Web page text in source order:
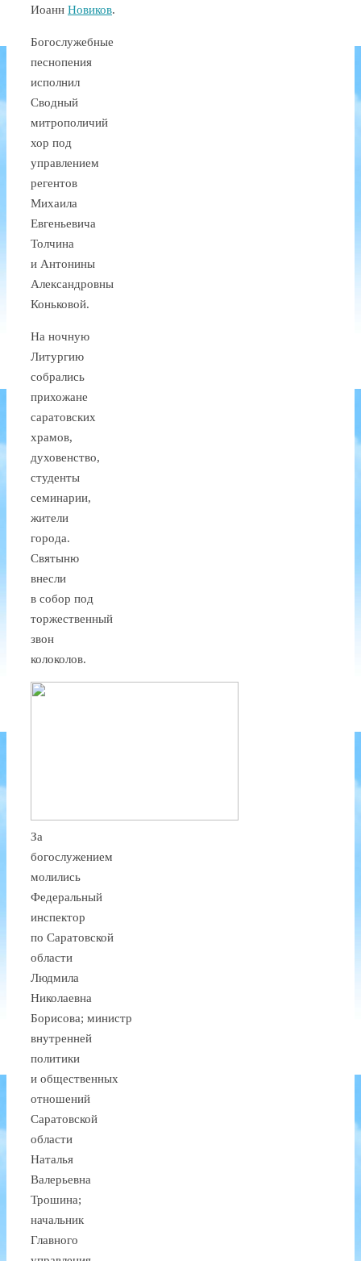
Иоанн Новиков.
Богослужебные
песнопения
исполнил
Сводный
митрополичий
хор под
управлением
регентов
Михаила
Евгеньевича
Толчина
и Антонины
Александровны
Коньковой.
На ночную
Литургию
собрались
прихожане
саратовских
храмов,
духовенство,
студенты
семинарии,
жители
города.
Святыню
внесли
в собор под
торжественный
звон
колоколов.
За
богослужением
молились
Федеральный
инспектор
по Саратовской
области
Людмила
Николаевна
Борисова; министр
внутренней
политики
и общественных
отношений
Саратовской
области
Наталья
Валерьевна
Трошина;
начальник
Главного